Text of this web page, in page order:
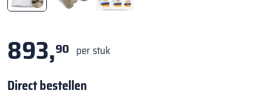
893,90 per stuk
Direct bestellen